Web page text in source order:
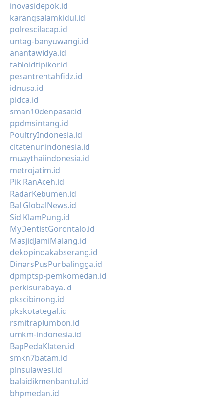
inovasidepok.id
karangsalamkidul.id
polrescilacap.id
untag-banyuwangi.id
anantawidya.id
tabloidtipikor.id
pesantrentahfidz.id
idnusa.id
pidca.id
sman10denpasar.id
ppdmsintang.id
PoultryIndonesia.id
citatenunindonesia.id
muaythaiindonesia.id
metrojatim.id
PikiRanAceh.id
RadarKebumen.id
BaliGlobalNews.id
SidiKlamPung.id
MyDentistGorontalo.id
MasjidJamiMalang.id
dekopindakabserang.id
DinarsPusPurbalingga.id
dpmptsp-pemkomedan.id
perkisurabaya.id
pkscibinong.id
pkskotategal.id
rsmitraplumbon.id
umkm-indonesia.id
BapPedaKlaten.id
smkn7batam.id
plnsulawesi.id
balaidikmenbantul.id
bhpmedan.id